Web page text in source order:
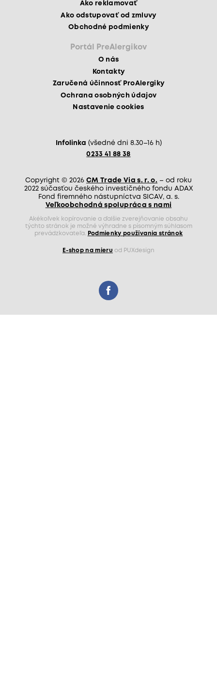
Ako reklamovať
Ako odstupovať od zmluvy
Obchodné podmienky
Portál PreAlergikov
O nás
Kontakty
Zaručená účinnosť ProAlergiky
Ochrana osobných údajov
Nastavenie cookies
Infolinka (všedné dni 8.30–16 h)
0233 41 88 38
Copyright © 2026 CM Trade Via s. r. o. – od roku
2022 súčasťou českého investičného fondu ADAX
Fond firemného nástupníctva SICAV, a. s.
Veľkoobchodná spolupráca s nami
Akékoľvek kopírovanie a ďalšie zverejňovanie obsahu
týchto stránok je možné výhradne s písomným súhlasom
prevádzkovateľa.
Podmienky používania stránok
E-shop na mieru od PUXdesign